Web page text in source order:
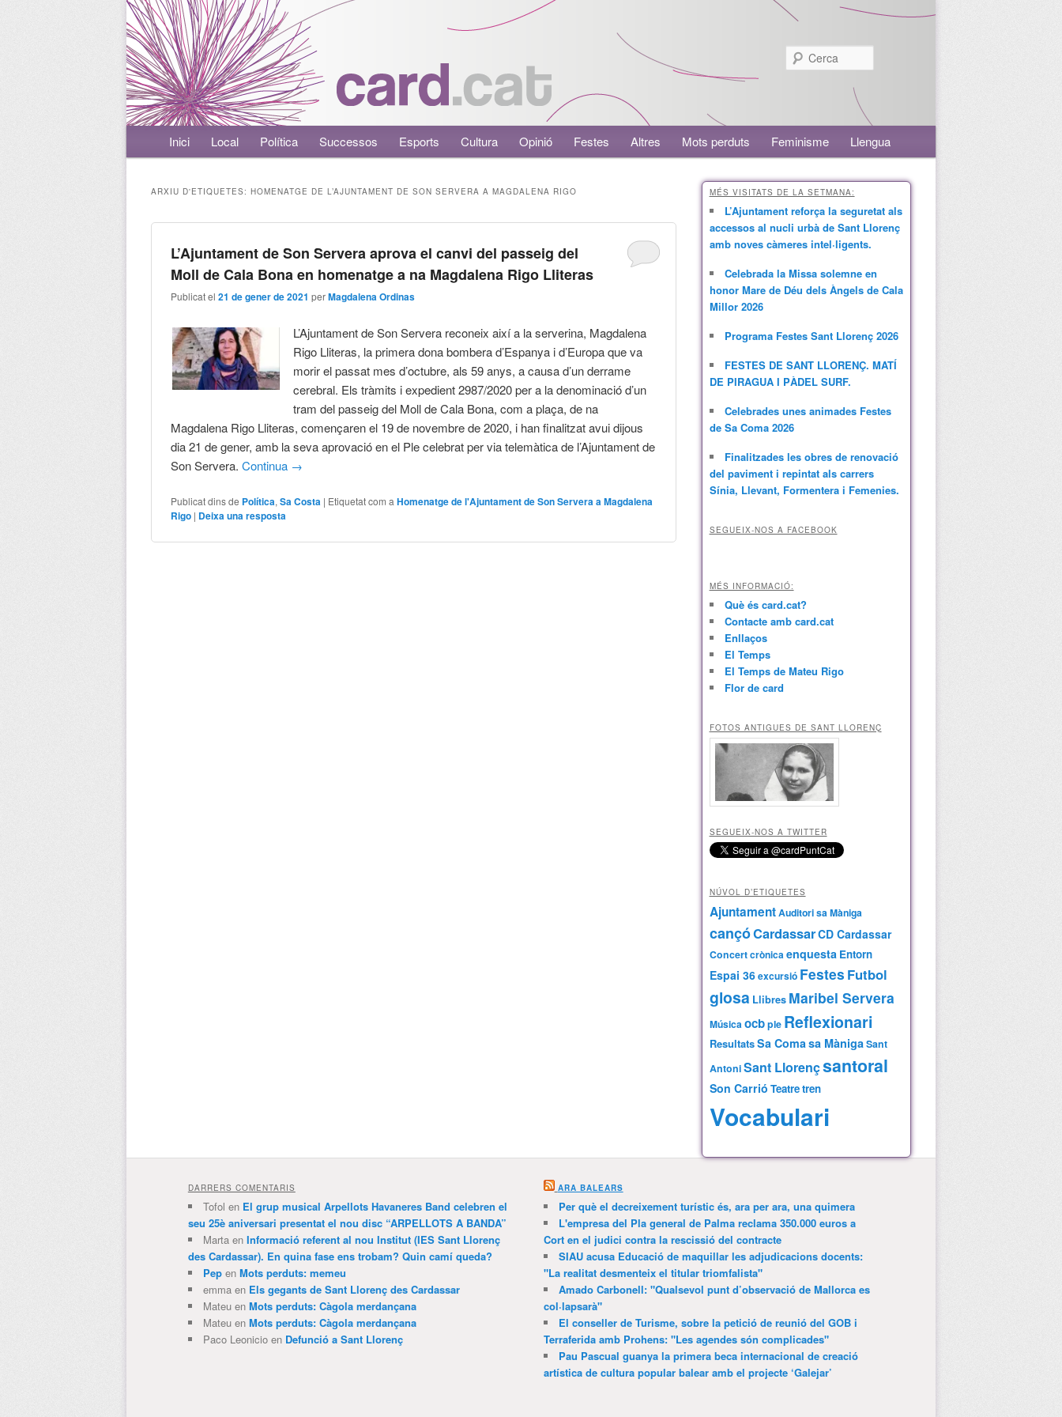
Menú principalAneu al contingut principal
Aneu al contingut secundari
Inici Local Política Successos Esports Cultura Opinió Festes Altres Mots perduts Feminisme Llengua
ARXIU D'ETIQUETES: HOMENATGE DE L’AJUNTAMENT DE SON SERVERA A MAGDALENA RIGO
L’Ajuntament de Son Servera aprova el canvi del passeig del
Moll de Cala Bona en homenatge a na Magdalena Rigo Lliteras
Publicat el21 de gener de 2021 perMagdalena Ordinas
L’Ajuntament de Son Servera reconeix així a la serverina, Magdalena
Rigo Lliteras, la primera dona bombera d’Espanya i d’Europa que va
morir el passat mes d’octubre, als 59 anys, a causa d’un derrame
cerebral. Els tràmits i expedient 2987/2020 per a la denominació d’un
tram del passeig del Moll de Cala Bona, com a plaça, de na
Magdalena Rigo Lliteras, començaren el 19 de novembre de 2020, i han finalitzat avui dijous
dia 21 de gener, amb la seva aprovació en el Ple celebrat per via telemàtica de l’Ajuntament de
Son Servera.Continua →
Publicat dins de Política,Sa Costa | Etiquetat com a Homenatge de l'Ajuntament de Son Servera a Magdalena
Rigo | Deixa una resposta
MÉS VISITATS DE LA SETMANA:
L’Ajuntament reforça la seguretat als
accessos al nucli urbà de Sant Llorenç
amb noves càmeres intel·ligents.
Celebrada la Missa solemne en
honor Mare de Déu dels Àngels de Cala
Millor 2026
Programa Festes Sant Llorenç 2026
FESTES DE SANT LLORENÇ. MATÍ
DE PIRAGUA I PÀDEL SURF.
Celebrades unes animades Festes
de Sa Coma 2026
Finalitzades les obres de renovació
del paviment i repintat als carrers
Sínia, Llevant, Formentera i Femenies.
SEGUEIX-NOS A FACEBOOK
MÉS INFORMACIÓ:
Què és card.cat?
Contacte amb card.cat
Enllaços
El Temps
El Temps de Mateu Rigo
Flor de card
FOTOS ANTIGUES DE SANT LLORENÇ
SEGUEIX-NOS A TWITTER
NÚVOL D’ETIQUETES
AjuntamentAuditori sa Màniga
cançóCardassarCD Cardassar
Concertcrònicaenquesta Entorn
Espai 36excursió Festes Futbol
glosa Llibres Maribel Servera
Músicaocbple Reflexionari
ResultatsSa Comasa MànigaSant
AntoniSant Llorençsantoral
Son Carrió Teatretren
Vocabulari
DARRERS COMENTARIS
Tofol en El grup musical Arpellots Havaneres Band celebren el
seu 25è aniversari presentat el nou disc “ARPELLOTS A BANDA”
Martaen Informació referent al nou Institut (IES Sant Llorenç
des Cardassar). En quina fase ens trobam? Quin camí queda?
Pepen Mots perduts: memeu
emmaen Els gegants de Sant Llorenç des Cardassar
Mateuen Mots perduts: Càgola merdançana
Mateuen Mots perduts: Càgola merdançana
Paco Leonicioen Defunció a Sant Llorenç
ARA BALEARS
Per què el decreixement turístic és, ara per ara, una quimera
L'empresa del Pla general de Palma reclama 350.000 euros a
Cort en el judici contra la rescissió del contracte
SIAU acusa Educació de maquillar les adjudicacions docents:
"La realitat desmenteix el titular triomfalista"
Amado Carbonell: "Qualsevol punt d’observació de Mallorca es
col·lapsarà"
El conseller de Turisme, sobre la petició de reunió del GOB i
Terraferida amb Prohens: "Les agendes són complicades"
Pau Pascual guanya la primera beca internacional de creació
artística de cultura popular balear amb el projecte ‘Galejar’